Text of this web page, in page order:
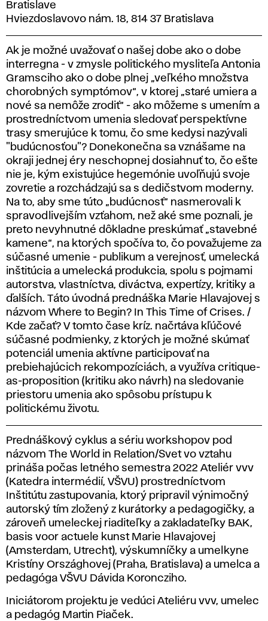
Bratislave
Hviezdoslavovo nám. 18, 814 37 Bratislava
Ak je možné uvažovať o našej dobe ako o dobe
interregna - v zmysle politického mysliteľa Antonia
Gramsciho ako o dobe plnej „veľkého množstva
chorobných symptómov“, v ktorej „staré umiera a
nové sa nemôže zrodiť“ - ako môžeme s umením a
prostredníctvom umenia sledovať perspektívne
trasy smerujúce k tomu, čo sme kedysi nazývali
"budúcnosťou"? Donekonečna sa vznášame na
okraji jednej éry neschopnej dosiahnuť to, čo ešte
nie je, kým existujúce hegemónie uvoľňujú svoje
zovretie a rozchádzajú sa s dedičstvom moderny.
Na to, aby sme túto „budúcnosť“ nasmerovali k
spravodlivejším vzťahom, než aké sme poznali, je
preto nevyhnutné dôkladne preskúmať „stavebné
kamene“, na ktorých spočíva to, čo považujeme za
súčasné umenie - publikum a verejnosť, umelecká
inštitúcia a umelecká produkcia, spolu s pojmami
autorstva, vlastníctva, diváctva, expertízy, kritiky a
ďalších. Táto úvodná prednáška Marie Hlavajovej s
názvom Where to Begin? In This Time of Crises. /
Kde začať? V tomto čase kríz. načrtáva kľúčové
súčasné podmienky, z ktorých je možné skúmať
potenciál umenia aktívne participovať na
prebiehajúcich rekompozíciách, a využíva critique-
as-proposition (kritiku ako návrh) na sledovanie
priestoru umenia ako spôsobu prístupu k
politickému životu.
Prednáškový cyklus a sériu workshopov pod
názvom The World in Relation/Svet vo vztahu
prináša počas letného semestra 2022 Ateliér vvv
(Katedra intermédií, VŠVU) prostredníctvom
Inštitútu zastupovania, ktorý pripravil výnimočný
autorský tím zložený z kurátorky a pedagogičky, a
zároveň umeleckej riaditeľky a zakladateľky BAK,
basis voor actuele kunst Marie Hlavajovej
(Amsterdam, Utrecht), výskumníčky a umelkyne
Kristíny Országhovej (Praha, Bratislava) a umelca a
pedagóga VŠVU Dávida Koroncziho.
Iniciátorom projektu je vedúci Ateliéru vvv, umelec
a pedagóg Martin Piaček.